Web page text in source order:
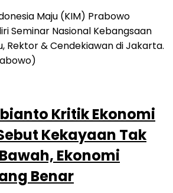
Kritik Ekonomi
Kekayaan Tak
Ekonomi
Benar